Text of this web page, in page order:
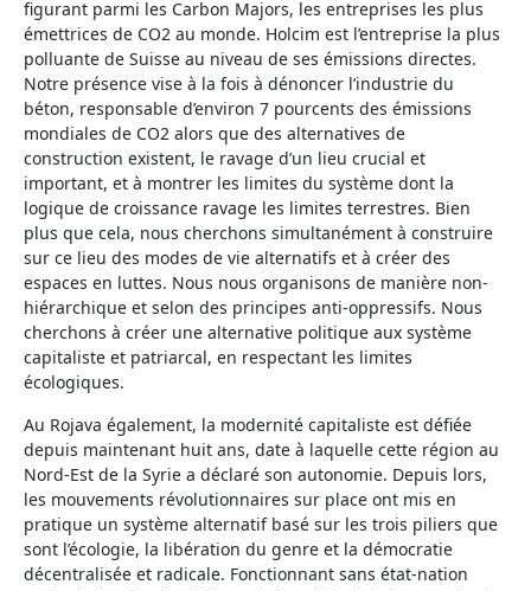
figurant parmi les Carbon Majors, les entreprises les plus
émettrices de CO2 au monde. Holcim est l’entreprise la plus
polluante de Suisse au niveau de ses émissions directes.
Notre présence vise à la fois à dénoncer l’industrie du
béton, responsable d’environ 7 pourcents des émissions
mondiales de CO2 alors que des alternatives de
construction existent, le ravage d’un lieu crucial et
important, et à montrer les limites du système dont la
logique de croissance ravage les limites terrestres. Bien
plus que cela, nous cherchons simultanément à construire
sur ce lieu des modes de vie alternatifs et à créer des
espaces en luttes. Nous nous organisons de manière non-
hiérarchique et selon des principes anti-oppressifs. Nous
cherchons à créer une alternative politique aux système
capitaliste et patriarcal, en respectant les limites
écologiques.
Au Rojava également, la modernité capitaliste est défiée
depuis maintenant huit ans, date à laquelle cette région au
Nord-Est de la Syrie a déclaré son autonomie. Depuis lors,
les mouvements révolutionnaires sur place ont mis en
pratique un système alternatif basé sur les trois piliers que
sont l’écologie, la libération du genre et la démocratie
décentralisée et radicale. Fonctionnant sans état-nation